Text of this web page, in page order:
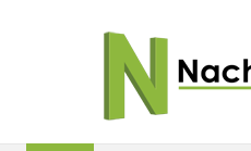
Lokale